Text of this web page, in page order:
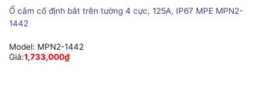
Ổ cắm cố định bắt trên tường 4 cực, 125A, IP67 MPE MPN2-
1442
Model: MPN2-1442
Giá:1,733,000₫